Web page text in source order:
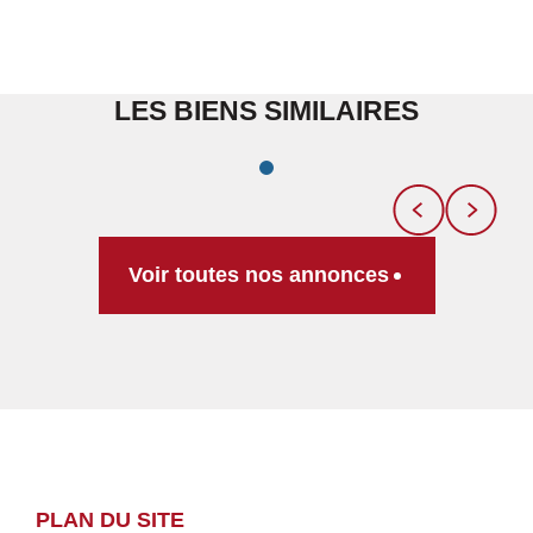
LES BIENS SIMILAIRES
Voir toutes nos annonces
PLAN DU SITE